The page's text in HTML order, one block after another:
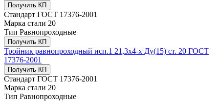
Получить КП
Стандарт ГОСТ 17376-2001
Марка стали 20
Тип Равнопроходные
Получить КП
Тройник равнопроходный исп.1 21,3х4-х Ду(15) ст. 20 ГОСТ
17376-2001
Получить КП
Стандарт ГОСТ 17376-2001
Марка стали 20
Тип Равнопроходные